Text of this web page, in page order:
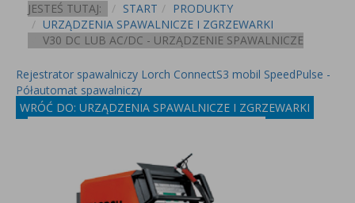
JESTEŚ TUTAJ: START
PRODUKTY
URZĄDZENIA SPAWALNICZE I ZGRZEWARKI
V30 DC LUB AC/DC - URZĄDZENIE SPAWALNICZE
Rejestrator spawalniczy Lorch ConnectS3 mobil SpeedPulse -
Półautomat spawalniczy
WRÓĆ DO: URZĄDZENIA SPAWALNICZE I ZGRZEWARKI